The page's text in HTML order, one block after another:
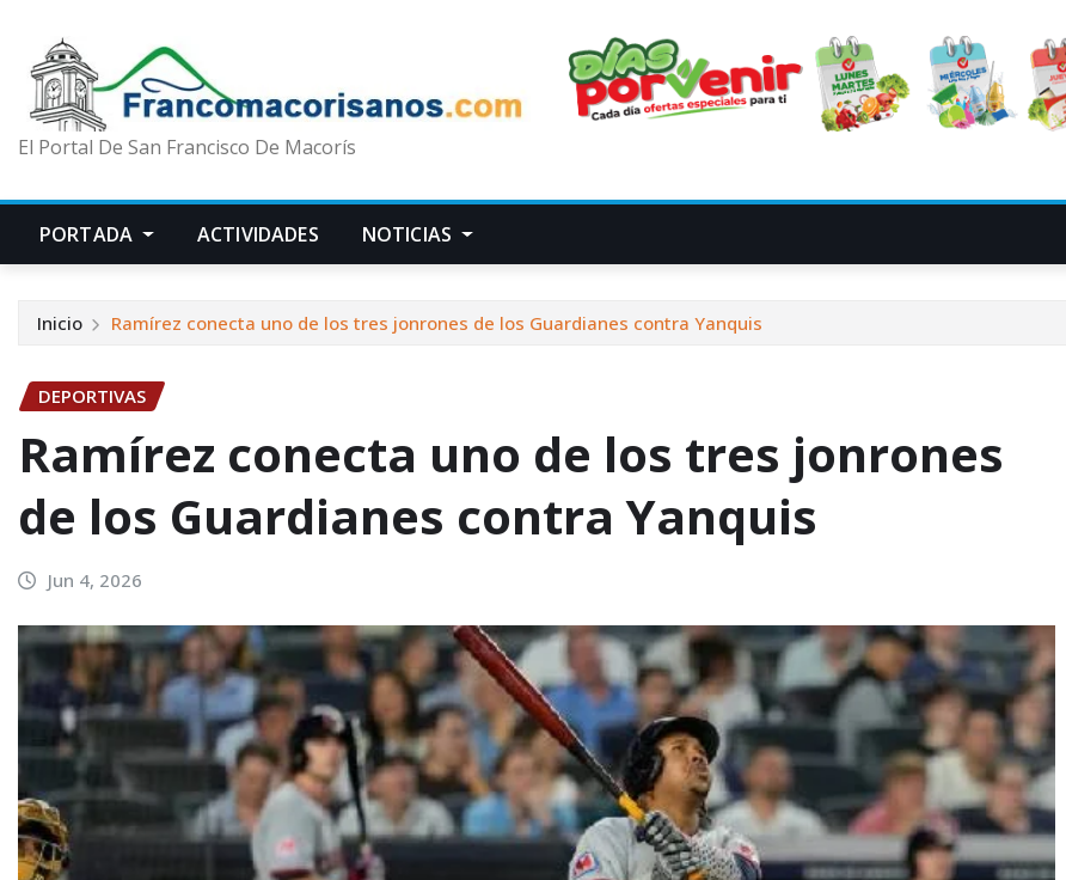
El Portal De San Francisco De Macorís
PORTADA ACTIVIDADES NOTICIAS
Inicio Ramírez conecta uno de los tres jonrones de los Guardianes contra Yanquis
DEPORTIVAS
Ramírez conecta uno de los tres jonrones
de los Guardianes contra Yanquis
Jun 4, 2026